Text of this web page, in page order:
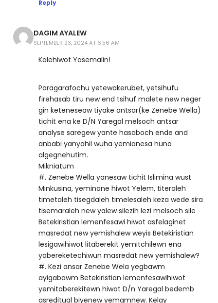
Reply
DAGIM AYALEW
SEPTEMBER 23, 2024 AT 6:56 AM
Kalehiwot Yasemalin!
Paragarafochu yetewakerubet, yetsihufu
firehasab tiru new end tsihuf malete new neger
gin keteneseaw tiyake antsar(ke Zenebe Wella)
tichit ena ke D/N Yaregal melsoch antsar
analyse saregew yante hasaboch ende and
anbabi yanyahil wuha yemianesa huno
algegnehutim.
Mikniatum
#. Zenebe Wella yanesaw tichit Islimina wust
Minkusina, yeminane hiwot Yelem, titeraleh
timetaleh tisegdaleh timelesaleh keza wede sira
tisemaraleh new yalew silezih lezi melsoch sile
Betekiristian lemenfesawi hiwot asfelaginet
masredat new yemishalew weyis Betekiristian
lesigawihiwot litaberekit yemitchilewn ena
yabereketechiwun masredat new yemishalew?
#. Kezi ansar Zenebe Wela yegbawm
ayigabawm Betekiristian lemenfesawihiwot
yemitaberekitewn hiwot D/n Yaregal bedemb
asreditual biyenew yemamnew. Kelay